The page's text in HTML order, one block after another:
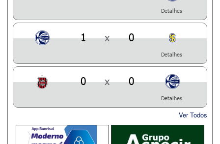
Detalhes
1 x 0
Detalhes
0 x 0
Detalhes
Ver Todos